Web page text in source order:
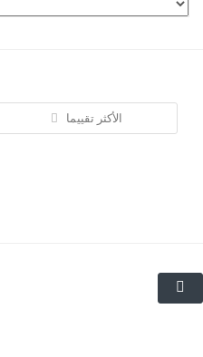
الأكثر تقييما